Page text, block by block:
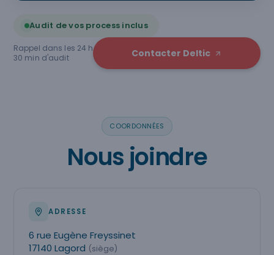
Audit de vos process inclus
Rappel dans les 24 h
30 min d'audit
Contacter Deltic
COORDONNÉES
Nous joindre
ADRESSE
6 rue Eugène Freyssinet
17140 Lagord (siège)